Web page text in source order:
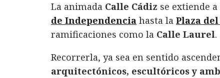
c
e
b
o
it
te
r
n
k
e
d
at
s
A
p
ai
l
m
p
a
rt
La animada Calle Cádiz se extiende
de Independencia hasta la Plaza
ramificaciones como la Calle Laurel.
Recorrerla, ya sea en sentido
arquitectónicos, escultóricos y